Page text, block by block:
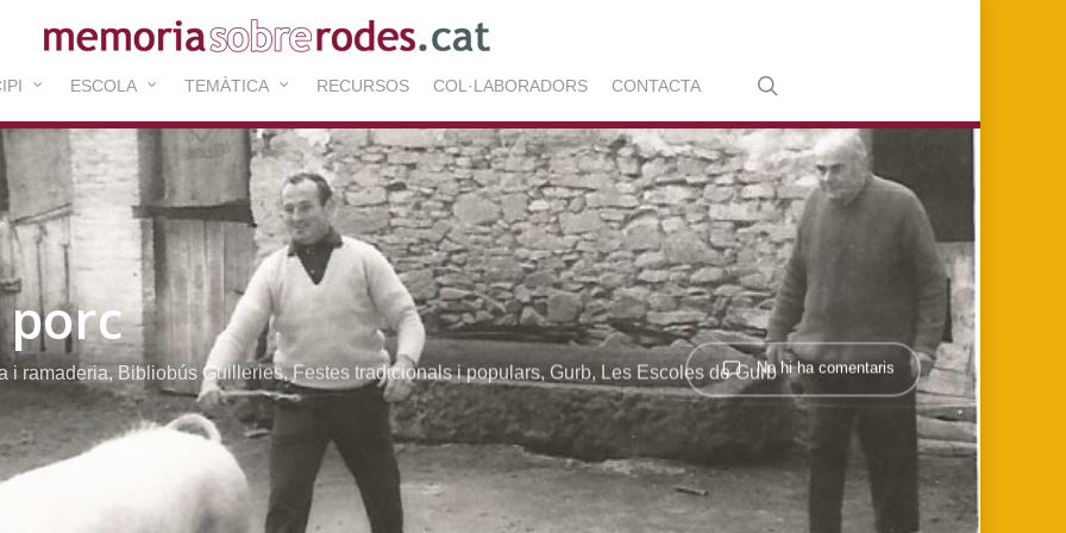
ESCOLA TEMÀTICA RECURSOS COL·LABORADORS CONTACTA
i ramaderia, Bibliobús Guilleries,Festes tradicionals i populars, Gurb, Les Escoles de GurbNo hi ha comentaris